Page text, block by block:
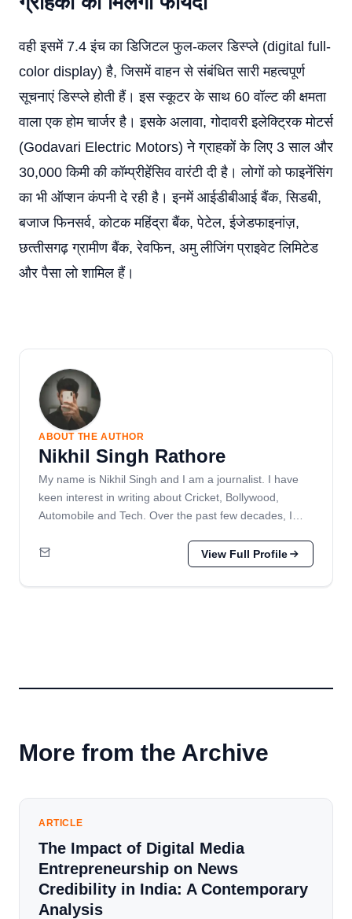
वही इसमें 7.4 इंच का डिजिटल फुल-कलर डिस्प्ले (digital full-
color display) है, जिसमें वाहन से संबंधित सारी महत्वपूर्ण
सूचनाएं डिस्प्ले होती हैं। इस स्कूटर के साथ 60 वॉल्ट की क्षमता
वाला एक होम चार्जर है। इसके अलावा, गोदावरी इलेक्ट्रिक मोटर्स
(Godavari Electric Motors) ने ग्राहकों के लिए 3 साल और
30,000 किमी की कॉम्‍प्रीहेंसिव वारंटी दी है। लोगों को फाइनेंसिंग
का भी ऑप्शन कंपनी दे रही है। इनमें आईडीबीआई बैंक, सिडबी,
बजाज फिनसर्व, कोटक महिंद्रा बैंक, पेटेल, ईजेडफाइनांज़,
छत्‍तीसगढ़ ग्रामीण बैंक, रेवफिन, अमु लीजिंग प्राइवेट लिमिटेड
और पैसा लो शामिल हैं।
ABOUT THE AUTHOR
Nikhil Singh Rathore
My name is Nikhil Singh and I am a journalist. I have
keen interest in writing about Cricket, Bollywood,
Automobile and Tech. Over the past few decades, I…
View Full Profile
More from the Archive
ARTICLE
The Impact of Digital Media
Entrepreneurship on News
Credibility in India: A Contemporary
Analysis